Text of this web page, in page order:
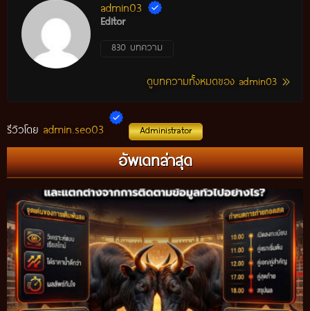
admin03
Editor
830 บทความ
ดูบทความทั้งหมดของ admin03
รีวิวโดย admin.seo03 Administrator
อัพเดทล่าสุด